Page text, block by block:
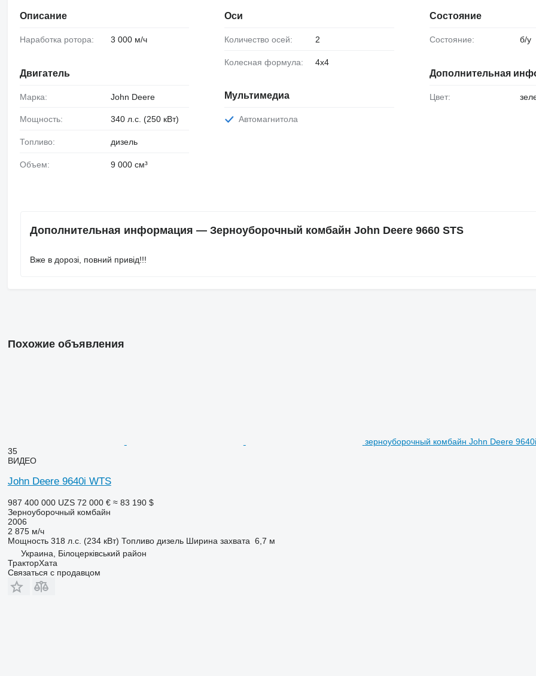
Описание
Наработка ротора: 3 000 м/ч
Двигатель
Марка: John Deere
Мощность: 340 л.с. (250 кВт)
Топливо: дизель
Объем: 9 000 см³
Оси
Количество осей: 2
Колесная формула: 4x4
Мультимедиа
Автомагнитола
Состояние
Состояние: б/у
Дополнительная
Цвет:
Дополнительная информация — Зерноуборочный комбайн John Deere 9660 STS
Вже в дорозі, повний привід!!!
Похожие объявления
зерноуборочный комбайн John Deere
35
ВИДЕО
John Deere 9640i WTS
987 400 000 UZS 72 000 € ≈ 83 190 $
Зерноуборочный комбайн
2006
2 875 м/ч
Мощность 318 л.с. (234 кВт) Топливо дизель Ширина захвата 6,7 м
Украина, Білоцерківський район
ТракторХата
Связаться с продавцом